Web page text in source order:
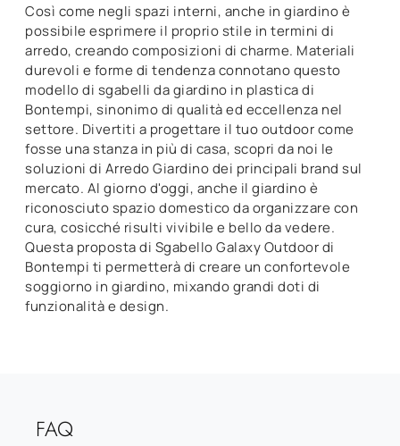
Così come negli spazi interni, anche in giardino è
possibile esprimere il proprio stile in termini di
arredo, creando composizioni di charme. Materiali
durevoli e forme di tendenza connotano questo
modello di sgabelli da giardino in plastica di
Bontempi, sinonimo di qualità ed eccellenza nel
settore. Divertiti a progettare il tuo outdoor come
fosse una stanza in più di casa, scopri da noi le
soluzioni di Arredo Giardino dei principali brand sul
mercato. Al giorno d'oggi, anche il giardino è
riconosciuto spazio domestico da organizzare con
cura, cosicché risulti vivibile e bello da vedere.
Questa proposta di Sgabello Galaxy Outdoor di
Bontempi ti permetterà di creare un confortevole
soggiorno in giardino, mixando grandi doti di
funzionalità e design.
FAQ